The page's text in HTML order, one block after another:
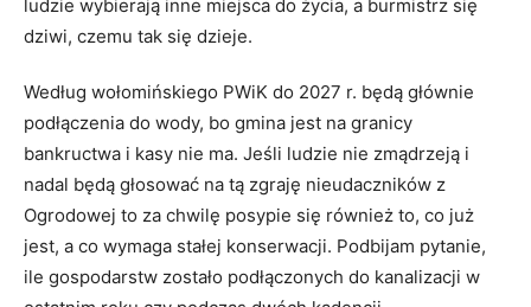
ludzie wybierają inne miejsca do życia, a burmistrz się
dziwi, czemu tak się dzieje.
Według wołomińskiego PWiK do 2027 r. będą głównie
podłączenia do wody, bo gmina jest na granicy
bankructwa i kasy nie ma. Jeśli ludzie nie zmądrzeją i
nadal będą głosować na tą zgraję nieudaczników z
Ogrodowej to za chwilę posypie się również to, co już
jest, a co wymaga stałej konserwacji. Podbijam pytanie,
ile gospodarstw zostało podłączonych do kanalizacji w